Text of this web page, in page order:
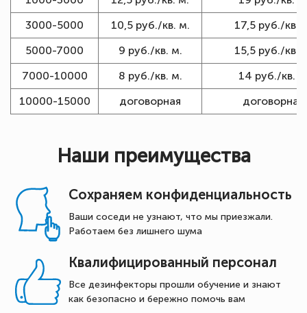
3000-5000
10,5 руб./кв. м.
17,5 руб./кв.
5000-7000
9 руб./кв. м.
15,5 руб./кв.
7000-10000
8 руб./кв. м.
14 руб./кв.
10000-15000
договорная договорная
Наши преимущества
Сохраняем конфиденциальность
Ваши соседи не узнают, что мы приезжали.
Работаем без лишнего шума
Квалифицированный персонал
Все дезинфекторы прошли обучение и знают
как безопасно и бережно помочь вам